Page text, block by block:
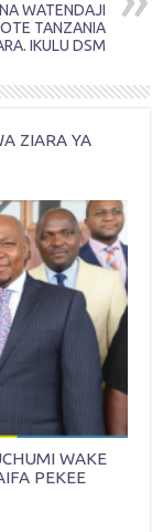
WATENDAJI
TANZANIA
IKULU DSM
ZIARA YA
WAKE
PEKEE